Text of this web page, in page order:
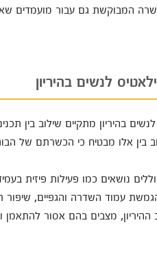
המבוקשת גם עבור מועמדים
לנשים בהיריון
בהיריון מתקיים שילוב בין
בין אלו מבטיח כי הכשרתם של
נושאים כמו פעילות פיזית
הגמשת עמוד השדרה והגפיים,
מצבים בהם אסור להתאמן